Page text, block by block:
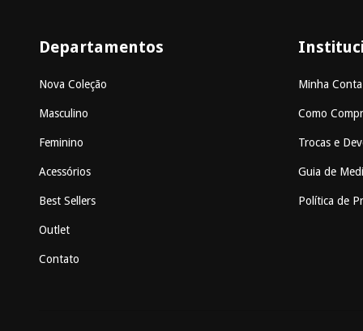
Departamentos
Nova Coleção
Masculino
Feminino
Acessórios
Best Sellers
Outlet
Contato
Minha Conta
Como
Trocas e
Guia de
Política de